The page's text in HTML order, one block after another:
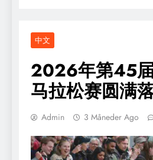
中文
2026年第45
马拉松赛圆满
Admin 3 Måneder Ago